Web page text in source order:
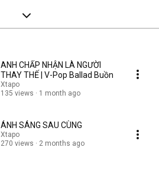
ANH CHẤP NHẬN LÀ NGƯỜI
THAY THẾ | V-Pop Ballad Buồn
Xtapo
135 views
1 month ago
ÁNH SÁNG SAU CÙNG
Xtapo
270 views
2 months ago